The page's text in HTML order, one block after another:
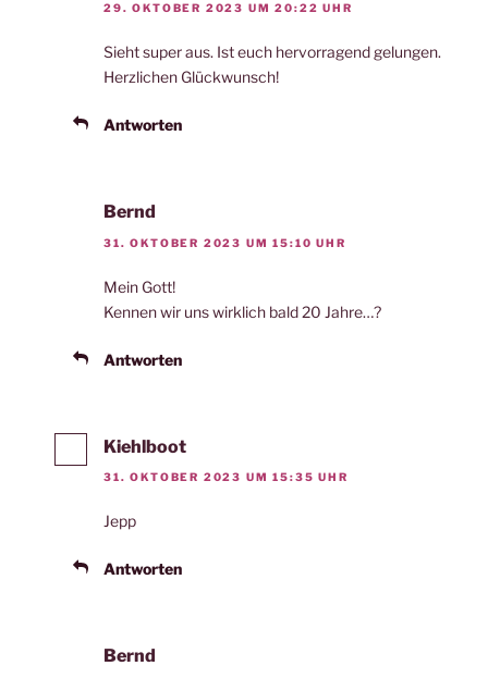
29. OKTOBER 2023 UM 20:22 UHR
Sieht super aus. Ist euch hervorragend gelungen.
Herzlichen Glückwunsch!
Antworten
Bernd
31. OKTOBER 2023 UM 15:10 UHR
Mein Gott!
Kennen wir uns wirklich bald 20 Jahre…?
Antworten
Kiehlboot
31. OKTOBER 2023 UM 15:35 UHR
Jepp
Antworten
Bernd